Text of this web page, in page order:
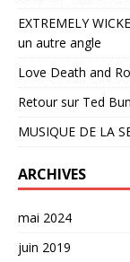
EXTREMELY
un autre angle
Love Death and
Retour sur Ted
MUSIQUE DE LA
ARCHIVES
mai 2024
juin 2019